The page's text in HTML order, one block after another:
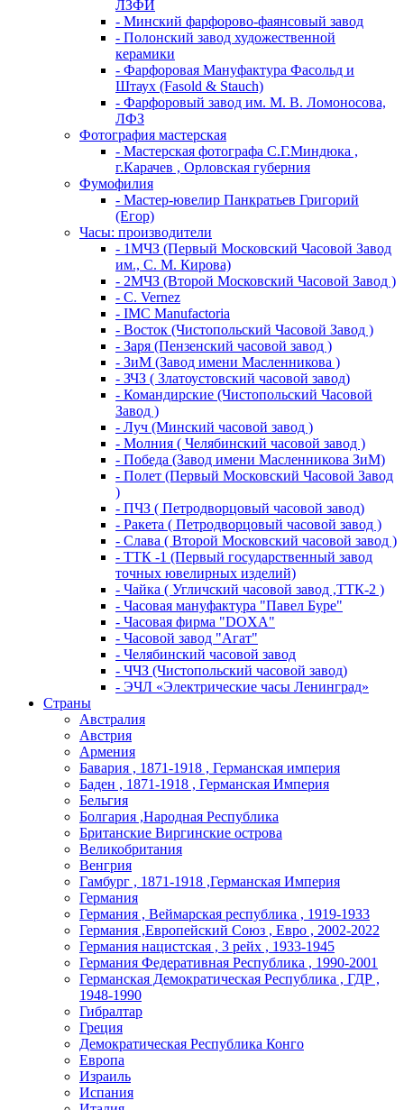
ЛЗФИ
- Минский фарфорово-фаянсовый завод
- Полонский завод художественной
керамики
- Фарфоровая Мануфактура Фасольд и
Штаух (Fasold & Stauch)
- Фарфоровый завод им. М. В. Ломоносова,
ЛФЗ
Фотография мастерская
- Мастерская фотографа С.Г.Миндюка ,
г.Карачев , Орловская губерния
Фумофилия
- Мастер-ювелир Панкратьев Григорий
(Егор)
Часы: производители
- 1МЧЗ (Первый Московский Часовой Завод
им., С. М. Кирова)
- 2МЧЗ (Второй Московский Часовой Завод )
- C. Vernez
- IMC Manufactoria
- Восток (Чистопольский Часовой Завод )
- Заря (Пензенский часовой завод )
- ЗиМ (Завод имени Масленникова )
- ЗЧЗ ( Златоустовский часовой завод)
- Командирские (Чистопольский Часовой
Завод )
- Луч (Минский часовой завод )
- Молния ( Челябинский часовой завод )
- Победа (Завод имени Масленникова ЗиМ)
- Полет (Первый Московский Часовой Завод
)
- ПЧЗ ( Петродворцовый часовой завод)
- Ракета ( Петродворцовый часовой завод )
- Слава ( Второй Московский часовой завод )
- ТТК -1 (Первый государственный завод
точных ювелирных изделий)
- Чайка ( Угличский часовой завод ,ТТК-2 )
- Часовая мануфактура "Павел Буре"
- Часовая фирма "DOXA"
- Часовой завод "Агат"
- Челябинский часовой завод
- ЧЧЗ (Чистопольский часовой завод)
- ЭЧЛ «Электрические часы Ленинград»
Страны
Австралия
Австрия
Армения
Бавария , 1871-1918 , Германская империя
Баден , 1871-1918 , Германская Империя
Бельгия
Болгария ,Народная Республика
Британские Виргинские острова
Великобритания
Венгрия
Гамбург , 1871-1918 ,Германская Империя
Германия
Германия , Веймарская республика , 1919-1933
Германия ,Европейский Союз , Евро , 2002-2022
Германия нацистская , 3 рейх , 1933-1945
Германия Федеративная Республика , 1990-2001
Германская Демократическая Республика , ГДР ,
1948-1990
Гибралтар
Греция
Демократическая Республика Конго
Европа
Израиль
Испания